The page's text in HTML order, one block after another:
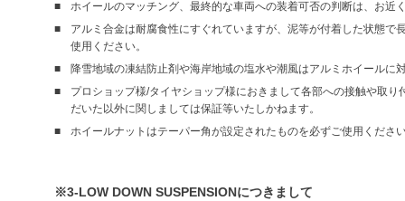
ホイールのマッチング、最終的な車両への装着可否の判断は、お
アルミ合金は耐腐食性にすぐれていますが、泥等が付着した状態
使用ください。
降雪地域の凍結防止剤や海岸地域の塩水や潮風はアルミホイール
プロショップ様/タイヤショップ様におきまして各部への接触や取
だいた以外に関しましては保証等いたしかねます。
ホイールナットはテーパー角が設定されたものを必ずご使用くださ
※3-LOW DOWN SUSPENSIONにつきまして